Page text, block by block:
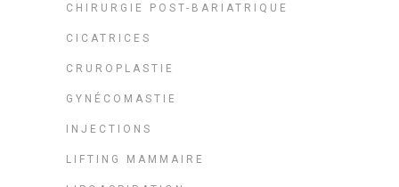
CHIRURGIE POST-BARIATRIQUE
CICATRICES
CRUROPLASTIE
GYNÉCOMASTIE
INJECTIONS
LIFTING MAMMAIRE